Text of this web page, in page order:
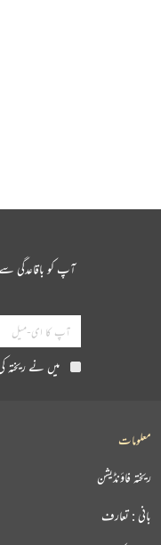
آپ کو باقاعدگی
میں نے ریختہ
معلومات
ریختہ فاؤنڈیشن
بانی : تعارف